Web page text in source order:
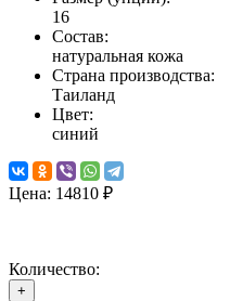
16
Состав:
натуральная кожа
Страна производства:
Таиланд
Цвет:
синий
Цена: 14810 ₽
Количество:
+